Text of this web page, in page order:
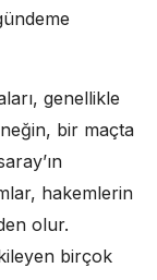
genellikle
bir maçta
hakemlerin
olur.
birçok